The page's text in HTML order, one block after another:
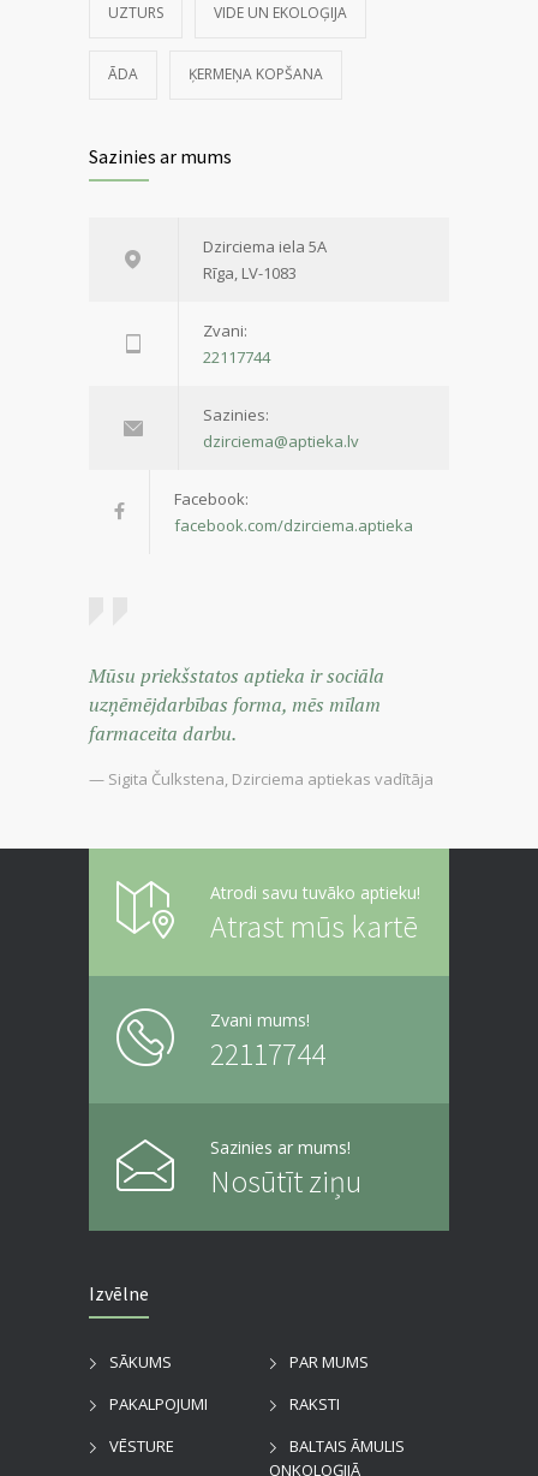
UZTURS VIDE UN EKOLOĢIJA
ĀDA ĶERMEŅA KOPŠANA
Sazinies ar mums
Dzirciema iela 5A
Rīga, LV-1083
Zvani:
22117744
Sazinies:
dzirciema@aptieka.lv
Facebook:
facebook.com/dzirciema.aptieka
Mūsu priekšstatos aptieka ir sociāla
uzņēmējdarbības forma, mēs mīlam
farmaceita darbu.
— Sigita Čulkstena, Dzirciema aptiekas vadītāja
Atrodi savu tuvāko aptieku!
Atrast mūs kartē
Zvani mums!
22117744
Sazinies ar mums!
Nosūtīt ziņu
Izvēlne
SĀKUMS
PAR MUMS
PAKALPOJUMI
RAKSTI
VĒSTURE
BALTAIS ĀMULIS
ONKOLOĢIJĀ